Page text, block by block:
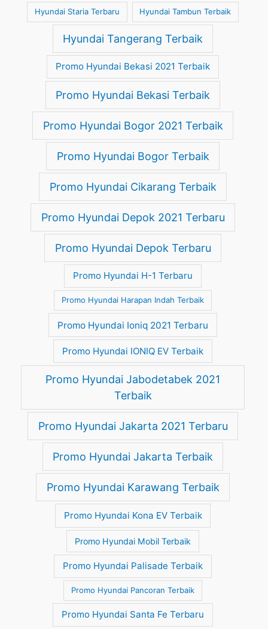
Hyundai Staria Terbaru Hyundai Tambun Terbaik
Hyundai Tangerang Terbaik
Promo Hyundai Bekasi 2021 Terbaik
Promo Hyundai Bekasi Terbaik
Promo Hyundai Bogor 2021 Terbaik
Promo Hyundai Bogor Terbaik
Promo Hyundai Cikarang Terbaik
Promo Hyundai Depok 2021 Terbaru
Promo Hyundai Depok Terbaru
Promo Hyundai H-1 Terbaru
Promo Hyundai Harapan Indah Terbaik
Promo Hyundai Ioniq 2021 Terbaru
Promo Hyundai IONIQ EV Terbaik
Promo Hyundai Jabodetabek 2021
Terbaik
Promo Hyundai Jakarta 2021 Terbaru
Promo Hyundai Jakarta Terbaik
Promo Hyundai Karawang Terbaik
Promo Hyundai Kona EV Terbaik
Promo Hyundai Mobil Terbaik
Promo Hyundai Palisade Terbaik
Promo Hyundai Pancoran Terbaik
Promo Hyundai Santa Fe Terbaru